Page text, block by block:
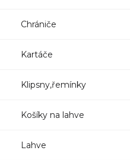
Chrániče
Kartáče
Klipsny,řemínky
Košíky na lahve
Lahve